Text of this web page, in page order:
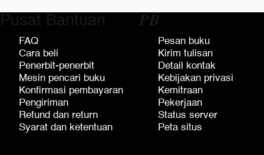
Pusat Bantuan
FAQ
Cara beli
Penerbit-penerbit
Mesin pencari buku
Konfirmasi pembayaran
Pengiriman
Refund dan return
Syarat dan ketentuan
𝑷𝑩
Pesan buku
Kirim tulisan
Detail kontak
Kebijakan privasi
Kemitraan
Pekerjaan
Status server
Peta situs